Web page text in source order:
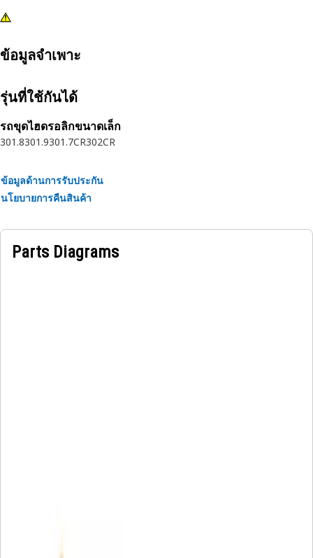
ข้อมูลจำเพาะ
รุ่นที่ใช้กันได้
รถขุดไฮดรอลิกขนาดเล็ก
301.8301.9301.7CR302CR
ข้อมูลด้านการรับประกัน
นโยบายการคืนสินค้า
Parts Diagrams